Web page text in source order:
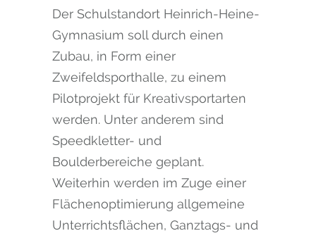
Der Schulstandort Heinrich-Heine-
Gymnasium soll durch einen
Zubau, in Form einer
Zweifeldsporthalle, zu einem
Pilotprojekt für Kreativsportarten
werden. Unter anderem sind
Speedkletter- und
Boulderbereiche geplant.
Weiterhin werden im Zuge einer
Flächenoptimierung allgemeine
Unterrichtsflächen, Ganztags- und